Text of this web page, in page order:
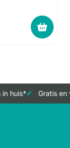
huis* Gratis en